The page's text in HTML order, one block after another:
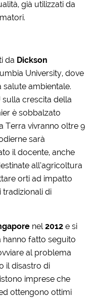
già utilizzati da
da Dickson
University, dove
salute ambientale.
sulla crescita della
è sobbalzato
Terra vivranno oltre 9
sarà
il docente, anche
all’agricoltura
orti ad impatto
tradizionali di
nel2012e si
hanno fatto seguito
al problema
il disastro di
imprese che
ottengono ottimi